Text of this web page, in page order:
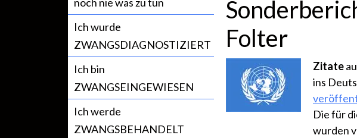
Ich wurde
ZWANGSDIAGNOSTIZIERT
Ich bin
ZWANGSEINGEWIESEN
Ich werde
ZWANGSBEHANDELT
Folter
Zitate
ins
Die für
wurden